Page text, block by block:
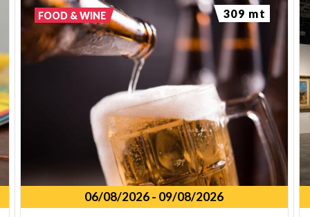
06/08/2026- 09/08/2026
FOOD & WINE 309 mt